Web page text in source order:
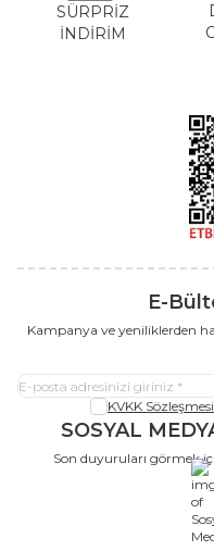
SÜRPRİZ
İNDİRİM
E-
Kampanya ve yeniliklerden
KVKK
SOSYAL
Son duyuruları görmek